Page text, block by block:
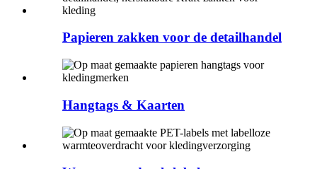
Papieren zakken voor de detailhandel
Hangtags & Kaarten